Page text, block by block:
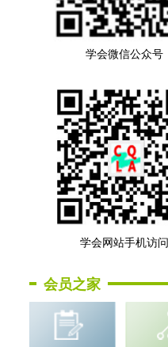
学会微信公众号
学会网站手机访问
会员之家